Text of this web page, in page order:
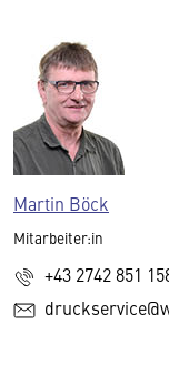
Martin Böck
Mitarbeiter:in
+43 2742 851